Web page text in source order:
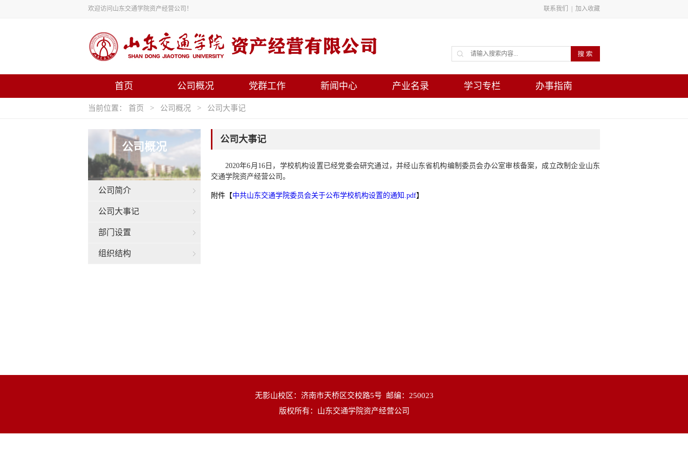
欢迎访问山东交通学院资产经营公司！ 联系我们 加入收藏
首页 公司概况 党群工作 新闻中心 产业名录 学习专栏 办事指南
当前位置： 首页 > 公司概况 > 公司大事记
公司概况
公司简介
公司大事记
部门设置
组织结构
公司大事记
2020年6月16日，学校机构设置已经党委会研究通过，并经山东省机构编制委员会办公室审核备案，成立改制企业山东
交通学院资产经营公司。
附件【中共山东交通学院委员会关于公布学校机构设置的通知.pdf】
无影山校区：济南市天桥区交校路5号 邮编：250023
版权所有：山东交通学院资产经营公司